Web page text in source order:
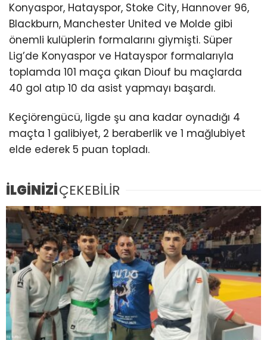
Konyaspor, Hatayspor, Stoke City, Hannover 96,
Blackburn, Manchester United ve Molde gibi
önemli kulüplerin formalarını giymişti. Süper
Lig’de Konyaspor ve Hatayspor formalarıyla
toplamda 101 maça çıkan Diouf bu maçlarda
40 gol atıp 10 da asist yapmayı başardı.
Keçiörengücü, ligde şu ana kadar oynadığı 4
maçta 1 galibiyet, 2 beraberlik ve 1 mağlubiyet
elde ederek 5 puan topladı.
İLGİNİZİÇEKEBİLİR